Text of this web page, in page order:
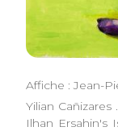
Affiche : Jean-
Yilian
Ilhan Ersahin's